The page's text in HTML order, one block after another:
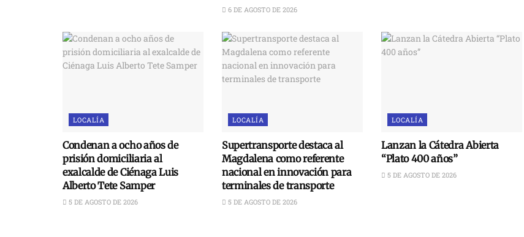
6 DE AGOSTO DE 2026
LOCALÍA
Condenan a ocho años de
prisión domiciliaria al
exalcalde de Ciénaga Luis
Alberto Tete Samper
5 DE AGOSTO DE 2026
LOCALÍA
Supertransporte destaca al
Magdalena como referente
nacional en innovación para
terminales de transporte
5 DE AGOSTO DE 2026
LOCALÍA
Lanzan la Cátedra Abierta
“Plato 400 años”
5 DE AGOSTO DE 2026